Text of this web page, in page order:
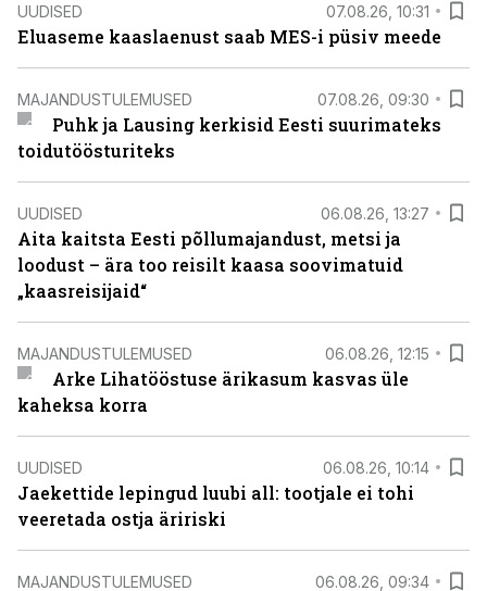
UUDISED 07.08.26, 10:31
Eluaseme kaaslaenust saab MES-i püsiv meede
MAJANDUSTULEMUSED 07.08.26, 09:30
Puhk ja Lausing kerkisid Eesti suurimateks
toidutöösturiteks
UUDISED 06.08.26, 13:27
Aita kaitsta Eesti põllumajandust, metsi ja
loodust – ära too reisilt kaasa soovimatuid
„kaasreisijaid“
MAJANDUSTULEMUSED 06.08.26, 12:15
Arke Lihatööstuse ärikasum kasvas üle
kaheksa korra
UUDISED 06.08.26, 10:14
Jaekettide lepingud luubi all: tootjale ei tohi
veeretada ostja äririski
MAJANDUSTULEMUSED 06.08.26, 09:34